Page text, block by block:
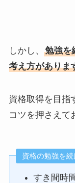
しかし、 勉強を
考え方がありま
資格取得を目指
コツを押さえて
資格の勉強を
すき間時